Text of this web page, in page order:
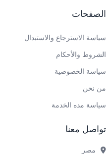
الصفحات
سياسة الاسترجاع والاستبدال
الشروط والأحكام
سياسة الخصوصية
من نحن
سياسة مده الخدمة
تواصل معنا
مصر